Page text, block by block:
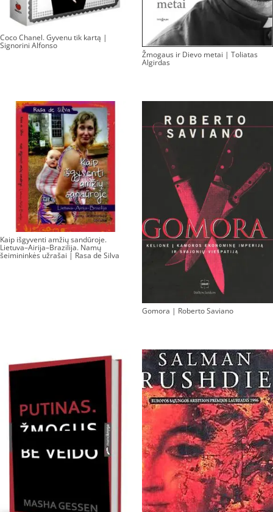
Coco Chanel. Gyvenu tik kartą |
Signorini Alfonso
Žmogaus ir Dievo metai | Toliatas
Algirdas
Kaip išgyventi amžių sandūroje.
Lietuva–Airija–Brazilija. Namų
šeimininkės užrašai | Rasa de Silva
Gomora | Roberto Saviano